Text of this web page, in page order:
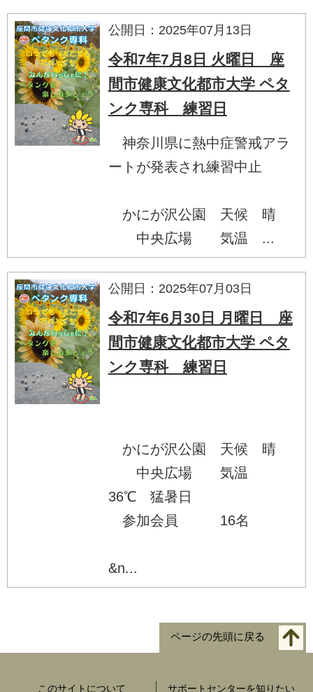
公開日：2025年07月13日
令和7年7月8日 火曜日 座
間市健康文化都市大学 ペタ
ンク専科 練習日
神奈川県に熱中症警戒アラ
ートが発表され練習中止
かにが沢公園 天候 晴
中央広場 気温 ...
公開日：2025年07月03日
令和7年6月30日 月曜日 座
間市健康文化都市大学 ペタ
ンク専科 練習日
かにが沢公園 天候 晴
中央広場 気温
36℃ 猛暑日
参加会員 16名
&n...
ページの先頭に戻る
このサイトについて サポートセンターを知りたい